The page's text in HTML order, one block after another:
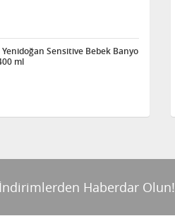
Sensitive Bebek Banyo
ml
Haberdar Olun!